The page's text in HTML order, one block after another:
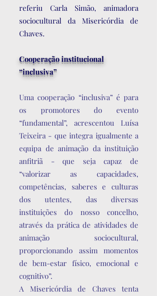
referiu Carla Simão, animadora
sociocultural da Misericórdia de
Chaves.
Cooperação institucional
“inclusiva”
Uma cooperação “inclusiva” é para
os promotores do evento
“fundamental”, acrescentou Luísa
Teixeira - que integra igualmente a
equipa de animação da instituição
anfitriã - que seja capaz de
“valorizar as capacidades,
competências, saberes e culturas
dos utentes, das diversas
instituições do nosso concelho,
através da prática de atividades de
animação sociocultural,
proporcionando assim momentos
de bem-estar físico, emocional e
cognitivo”.
A Misericórdia de Chaves tenta